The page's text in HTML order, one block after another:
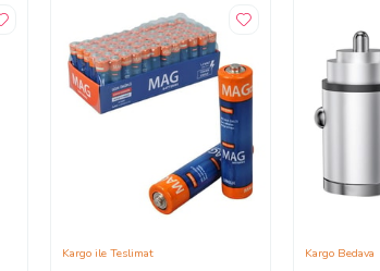
Kargo ile Teslimat Kargo Bedava